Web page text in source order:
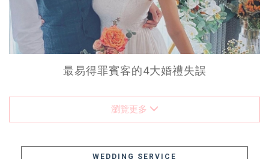
最易得罪賓客的4大婚禮失誤
瀏覽更多
WEDDING SERVICE